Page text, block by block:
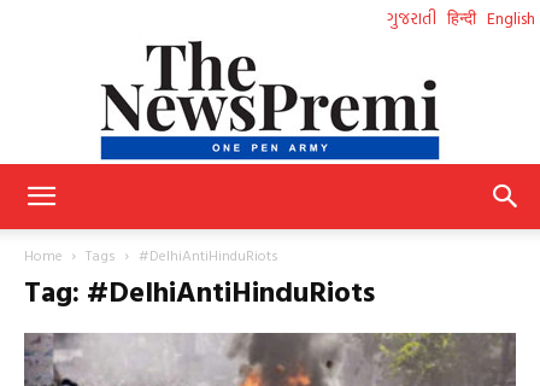
ગુજરાતી हिन्दी English
Home Tags #DelhiAntiHinduRiots
Tag: #DelhiAntiHinduRiots